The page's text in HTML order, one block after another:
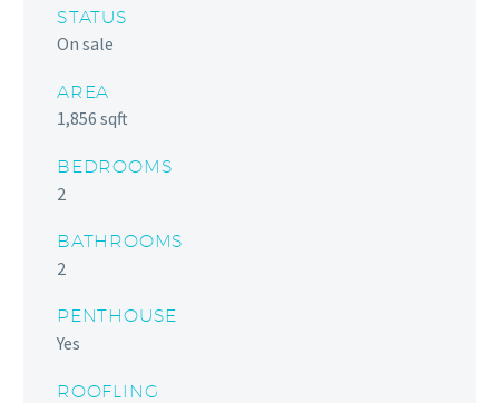
STATUS
On sale
AREA
1,856 sqft
BEDROOMS
2
BATHROOMS
2
PENTHOUSE
Yes
ROOFLING